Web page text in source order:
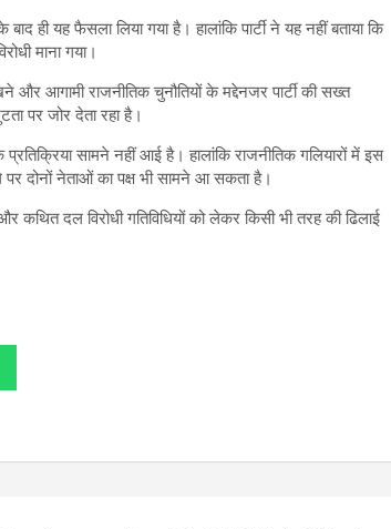
ही यह फैसला लिया गया है। हालांकि पार्टी ने यह नहीं बताया कि
माना गया।
आगामी राजनीतिक चुनौतियों के मद्देनजर पार्टी की सख्त
पर जोर देता रहा है।
सामने नहीं आई है। हालांकि राजनीतिक गलियारों में इस
दोनों नेताओं का पक्ष भी सामने आ सकता है।
दल विरोधी गतिविधियों को लेकर किसी भी तरह की ढिलाई